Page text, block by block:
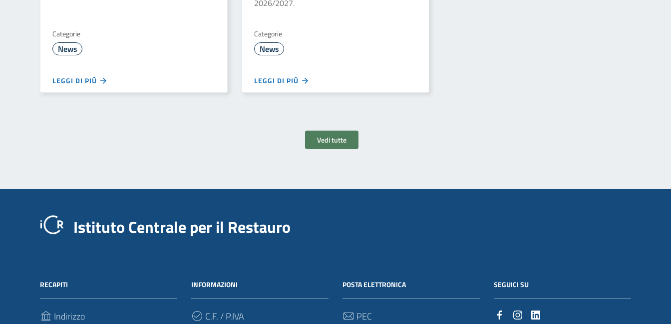
Categorie
News
LEGGI DI PIÙ
2026/2027.
Categorie
News
LEGGI DI PIÙ
Vedi tutte
Istituto Centrale per il Restauro
RECAPITI
Indirizzo
INFORMAZIONI
C.F. / P.IVA
POSTA ELETTRONICA
PEC
SEGUICI SU